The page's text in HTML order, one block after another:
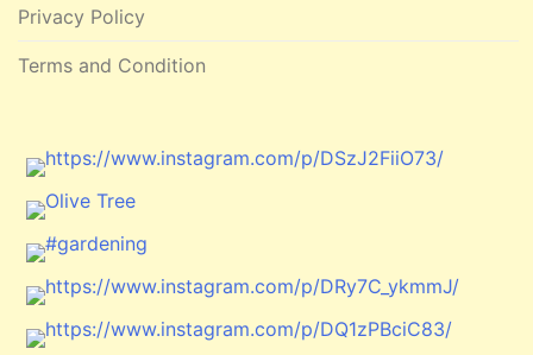
Privacy Policy
Terms and Condition